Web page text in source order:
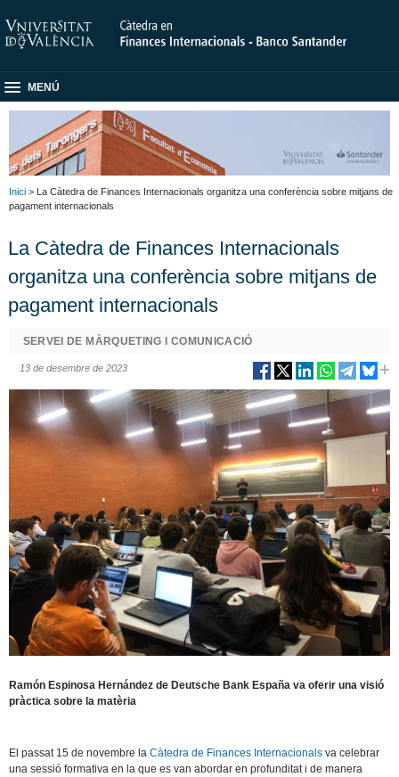
MENÚ
Inici > La Càtedra de Finances Internacionals organitza una conferència sobre mitjans de
pagament internacionals
La Càtedra de Finances Internacionals
organitza una conferència sobre mitjans de
pagament internacionals
SERVEI DE MÀRQUETING I COMUNICACIÓ
13 de desembre de 2023
Ramón Espinosa Hernández de Deutsche Bank España va oferir una visió
pràctica sobre la matèria
El passat 15 de novembre laCàtedra de Finances Internacionals va celebrar
una sessió formativa en la que es van abordar en profunditat i de manera